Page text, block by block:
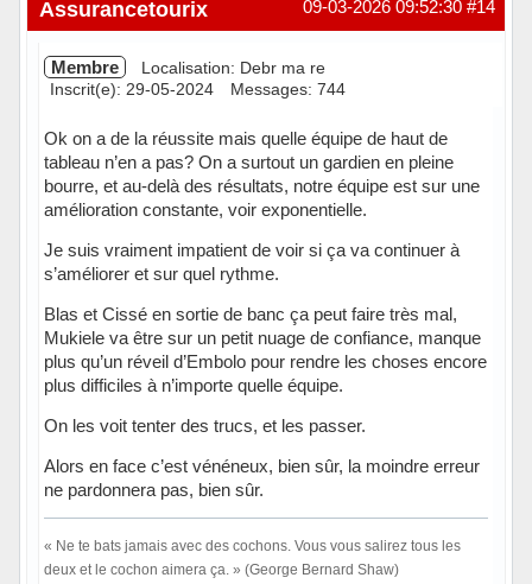
#14
09-03-2026 09:52:30
Assurancetourix
Membre
Localisation: Debr ma re
Inscrit(e): 29-05-2024
Messages: 744
Ok on a de la réussite mais quelle équipe de haut de
tableau n’en a pas? On a surtout un gardien en pleine
bourre, et au-delà des résultats, notre équipe est sur une
amélioration constante, voir exponentielle.
Je suis vraiment impatient de voir si ça va continuer à
s’améliorer et sur quel rythme.
Blas et Cissé en sortie de banc ça peut faire très mal,
Mukiele va être sur un petit nuage de confiance, manque
plus qu’un réveil d’Embolo pour rendre les choses encore
plus difficiles à n’importe quelle équipe.
On les voit tenter des trucs, et les passer.
Alors en face c’est vénéneux, bien sûr, la moindre erreur
ne pardonnera pas, bien sûr.
« Ne te bats jamais avec des cochons. Vous vous salirez tous les
deux et le cochon aimera ça. » (George Bernard Shaw)